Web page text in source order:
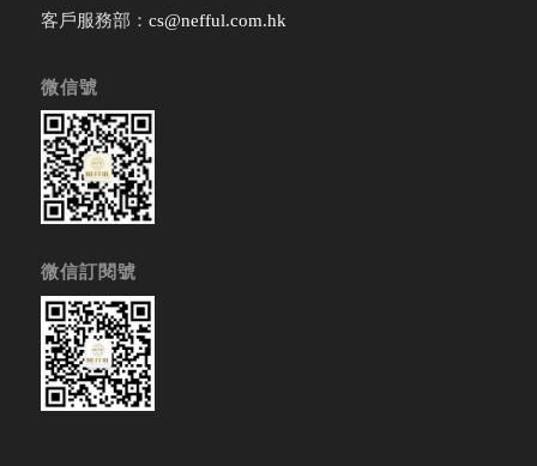
客戶服務部： cs@nefful.com.hk
微信號
微信訂閱號